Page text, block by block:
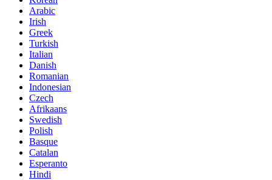
Arabic
Irish
Greek
Turkish
Italian
Danish
Romanian
Indonesian
Czech
Afrikaans
Swedish
Polish
Basque
Catalan
Esperanto
Hindi